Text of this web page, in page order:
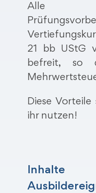
21 bb UStG
befreit, so
Diese
ihr nutzen!